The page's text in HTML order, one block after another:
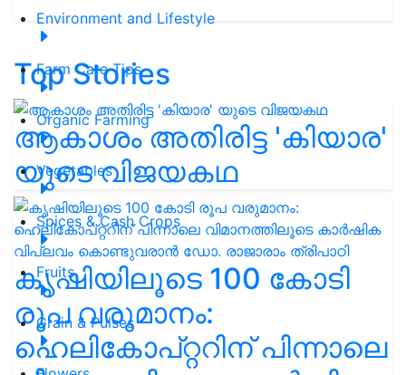
Environment and Lifestyle
Farm Care Tips
Organic Farming
Vegetables
Spices & Cash Crops
Fruits
Grain & Pulses
Top Stories
ആകാശം അതിരിട്ട 'കിയാര'
യുടെ വിജയകഥ
കൃഷിയിലൂടെ 100 കോടി
രൂപ വരുമാനം:
ഹെലികോപ്റ്ററിന് പിന്നാലെ